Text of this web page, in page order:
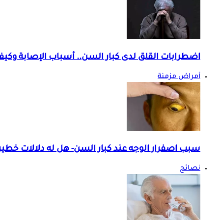
اضطرابات القلق لدى كبار السن.. أسباب الإصابة
أمراض مزمنة
سبب اصفرار الوجه عند كبار السن- هل له دلالات
نصائح